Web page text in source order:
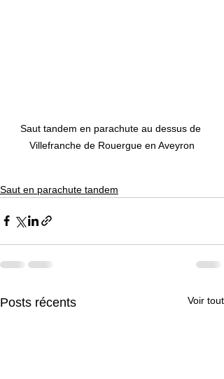
Saut tandem en parachute au dessus de
Villefranche de Rouergue en Aveyron
Saut en parachute tandem
Posts récents Voir tout